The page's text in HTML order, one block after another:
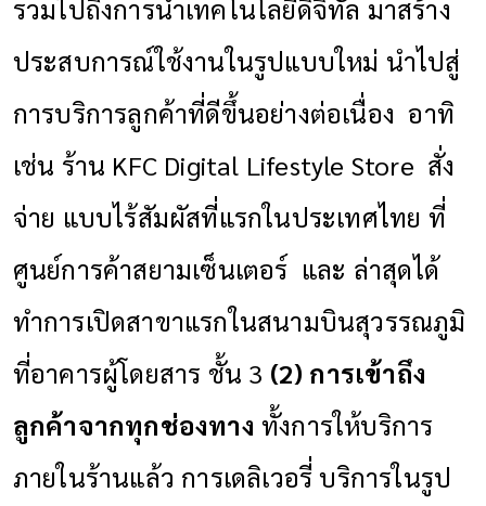
รวมไปถึงการนำเทคโนโลยีดิจิทัล มาสร้าง
ประสบการณ์ใช้งานในรูปแบบใหม่ นำไปสู่
การบริการลูกค้าที่ดีขึ้นอย่างต่อเนื่อง อาทิ
เช่น ร้าน KFC Digital Lifestyle Store สั่ง
จ่าย แบบไร้สัมผัสที่แรกในประเทศไทย ที่
ศูนย์การค้าสยามเซ็นเตอร์ และ ล่าสุดได้
ทำการเปิดสาขาแรกในสนามบินสุวรรณภูมิ
ที่อาคารผู้โดยสาร ชั้น 3 (2) การเข้าถึง
ลูกค้าจากทุกช่องทาง ทั้งการให้บริการ
ภายในร้านแล้ว การเดลิเวอรี่ บริการในรูป